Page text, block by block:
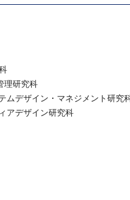
理研究科
ムデザイン・マネジメント研究
アデザイン研究科